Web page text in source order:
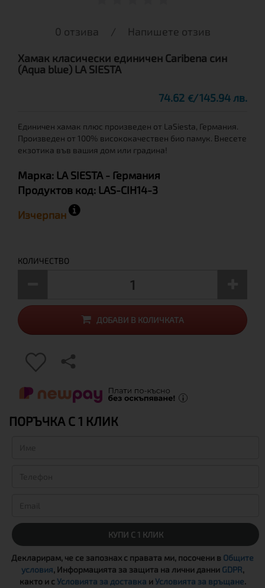
0 отзива / Напишете отзив
Хамак класически единичен Caribena син
(Aqua blue) LA SIESTA
74.62 € 145.94 лв.
Единичен хамак плюс произведен от LaSiesta, Германия.
Произведен от 100% висококачествен био памук. Внесете
екзотика във вашия дом или градина!
Марка: LA SIESTA - Германия
Продуктов код: LAS-CIH14-3
Изчерпан
КОЛИЧЕСТВО
ДОБАВИ В КОЛИЧКАТА
ПОРЪЧКА С 1 КЛИК
КУПИ С 1 КЛИК
Декларирам, че се запознах с правата ми, посочени в Общите
условия, Информацията за защита на лични данни GDPR,
както и сУсловията за доставка иУсловията за връщане.